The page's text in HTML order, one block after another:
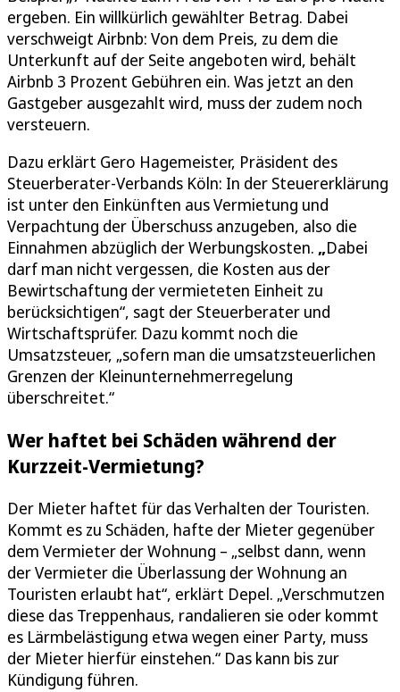
ergeben. Ein willkürlich gewählter Betrag. Dabei
verschweigt Airbnb: Von dem Preis, zu dem die
Unterkunft auf der Seite angeboten wird, behält
Airbnb 3 Prozent Gebühren ein. Was jetzt an den
Gastgeber ausgezahlt wird, muss der zudem noch
versteuern.
Dazu erklärt Gero Hagemeister, Präsident des
Steuerberater-Verbands Köln: In der Steuererklärung
ist unter den Einkünften aus Vermietung und
Verpachtung der Überschuss anzugeben, also die
Einnahmen abzüglich der Werbungskosten. „Dabei
darf man nicht vergessen, die Kosten aus der
Bewirtschaftung der vermieteten Einheit zu
berücksichtigen“, sagt der Steuerberater und
Wirtschaftsprüfer. Dazu kommt noch die
Umsatzsteuer, „sofern man die umsatzsteuerlichen
Grenzen der Kleinunternehmerregelung
überschreitet.“
Wer haftet bei Schäden während der
Kurzzeit-Vermietung?
Der Mieter haftet für das Verhalten der Touristen.
Kommt es zu Schäden, hafte der Mieter gegenüber
dem Vermieter der Wohnung – „selbst dann, wenn
der Vermieter die Überlassung der Wohnung an
Touristen erlaubt hat“, erklärt Depel. „Verschmutzen
diese das Treppenhaus, randalieren sie oder kommt
es Lärmbelästigung etwa wegen einer Party, muss
der Mieter hierfür einstehen.“ Das kann bis zur
Kündigung führen.